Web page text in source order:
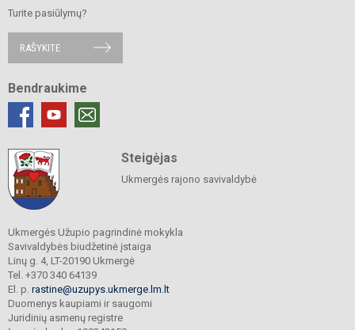
Turite pasiūlymų?
RAŠYKITE
Bendraukime
Steigėjas
Ukmergės rajono savivaldybė
Ukmergės Užupio pagrindinė mokykla
Savivaldybės biudžetinė įstaiga
Linų g. 4, LT-20190 Ukmergė
Tel. +370 340 64139
El. p. rastine@uzupys.ukmerge.lm.lt
Duomenys kaupiami ir saugomi
Juridinių asmenų registre